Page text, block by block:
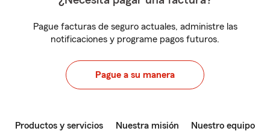
Pague facturas de seguro actuales, administre las
notificaciones y programe pagos futuros.
Pague a su manera
Productos y servicios Nuestra misión Nuestro equipo